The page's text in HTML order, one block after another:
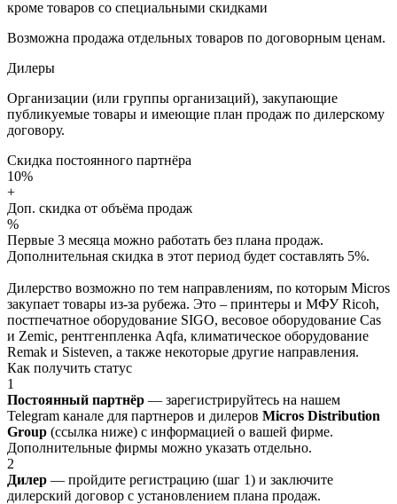
кроме товаров со специальными скидками
Возможна продажа отдельных товаров по договорным ценам.
Дилеры
Организации (или группы организаций), закупающие
публикуемые товары и имеющие план продаж по дилерскому
договору.
Скидка постоянного партнёра
10%
+
Доп. скидка от объёма продаж
%
Первые 3 месяца можно работать без плана продаж.
Дополнительная скидка в этот период будет составлять 5%.
Дилерство возможно по тем направлениям, по которым Micros
закупает товары из-за рубежа. Это – принтеры и МФУ Ricoh,
постпечатное оборудование SIGO, весовое оборудование Cas
и Zemic, рентгенпленка Aqfa, климатическое оборудование
Remak и Sisteven, а также некоторые другие направления.
Как получить статус
1
Постоянный партнёр — зарегистрируйтесь на нашем
Telegram канале для партнеров и дилеров Micros Distribution
Group (ссылка ниже) с информацией о вашей фирме.
Дополнительные фирмы можно указать отдельно.
2
Дилер — пройдите регистрацию (шаг 1) и заключите
дилерский договор с установлением плана продаж.